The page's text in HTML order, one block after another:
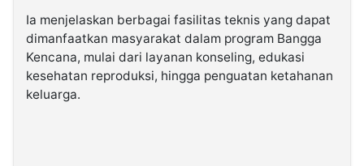
Ia menjelaskan berbagai fasilitas teknis yang dapat
dimanfaatkan masyarakat dalam program Bangga
Kencana, mulai dari layanan konseling, edukasi
kesehatan reproduksi, hingga penguatan ketahanan
keluarga.